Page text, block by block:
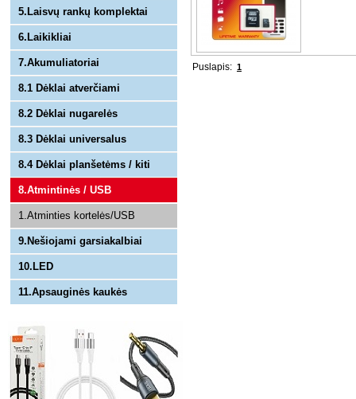
5.Laisvų rankų komplektai
6.Laikikliai
7.Akumuliatoriai
8.1 Dėklai atverčiami
8.2 Dėklai nugarelės
8.3 Dėklai universalus
8.4 Dėklai planšetėms / kiti
8.Atmintinės / USB
1.Atminties kortelės/USB
9.Nešiojami garsiakalbiai
10.LED
11.Apsauginės kaukės
Puslapis: 1